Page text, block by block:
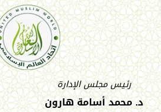
رئيس مجلس الإدارة
د. محمد أسامة هارون